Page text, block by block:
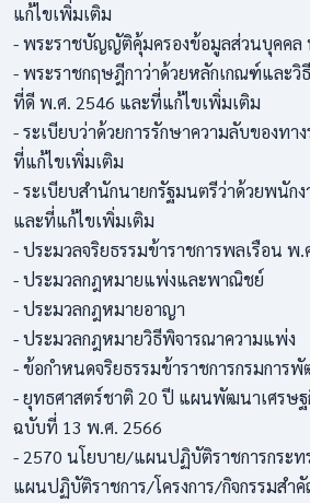
แก้ไขเพิ่มเติม
- พระราชบัญญัติคุ้มครองข้อมูลส่วนบุคคล
- พระราชกฤษฎีกาว่าด้วยหลักเกณฑ์และวิ
ที่ดี พ.ศ. 2546 และที่แก้ไขเพิ่มเติม
- ระเบียบว่าด้วยการรักษาความลับของทา
ที่แก้ไขเพิ่มเติม
- ระเบียบสำนักนายกรัฐมนตรีว่าด้วยพนัก
และที่แก้ไขเพิ่มเติม
- ประมวลจริยธรรมข้าราชการพลเรือน พ.
- ประมวลกฎหมายแพ่งและพาณิชย์
- ประมวลกฎหมายอาญา
- ประมวลกฎหมายวิธีพิจารณาความแพ่ง
- ข้อกำหนดจริยธรรมข้าราชการกรมกา
- ยุทธศาสตร์ชาติ 20 ปี แผนพัฒนาเศรษ
ฉบับที่ 13 พ.ศ. 2566
- 2570 นโยบาย/แผนปฏิบัติราชการกระ
แผนปฏิบัติราชการ/โครงการ/กิจกรรมสำ